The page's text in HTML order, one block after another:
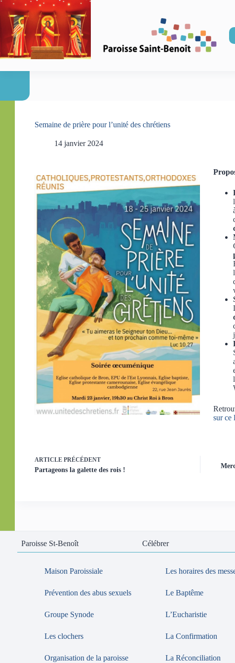
Passer
contenu
Semaine de prière pour l’unité des chrétiens
14 janvier 2024
sur ce
ARTICLE PRÉCÉDENT
Partageons la galette des rois !
Paroisse St-Benoît
Maison Paroissiale
Prévention des abus sexuels
Groupe Synode
Les clochers
Organisation de la paroisse
Célébrer
Les horaires des
Le Baptême
L’Eucharistie
La Confirmation
La Réconciliation